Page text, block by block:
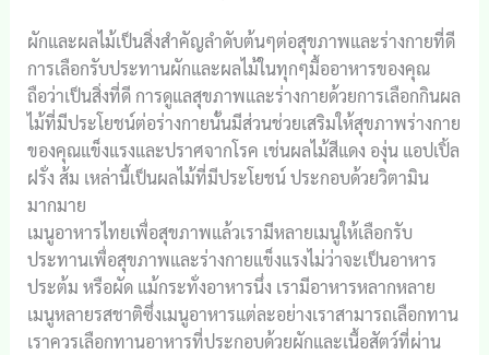
ผักและผลไม้เป็นสิ่งสำคัญลำดับต้นๆต่อสุขภาพและร่างกายที่ดี
การเลือกรับประทานผักและผลไม้ในทุกๆมื้ออาหารของคุณ
ถือว่าเป็นสิ่งที่ดี การดูแลสุขภาพและร่างกายด้วยการเลือกกินผล
ไม้ที่มีประโยชน์ต่อร่างกายนั้นมีส่วนช่วยเสริมให้สุขภาพร่างกาย
ของคุณแข็งแรงและปราศจากโรค เช่นผลไม้สีแดง องุ่น แอปเปิ้ล
ฝรั่ง ส้ม เหล่านี้เป็นผลไม้ที่มีประโยชน์ ประกอบด้วยวิตามิน
มากมาย
เมนูอาหารไทยเพื่อสุขภาพแล้วเรามีหลายเมนูให้เลือกรับ
ประทานเพื่อสุขภาพและร่างกายแข็งแรงไม่ว่าจะเป็นอาหาร
ประต้ม หรือผัด แม้กระทั่งอาหารนึ่ง เรามีอาหารหลากหลาย
เมนูหลายรสชาติซึ่งเมนูอาหารแต่ละอย่างเราสามารถเลือกทาน
เราควรเลือกทานอาหารที่ประกอบด้วยผักและเนื้อสัตว์ที่ผ่าน